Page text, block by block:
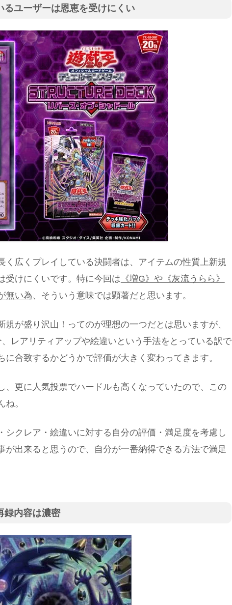
るユーザーは恩恵を受けにくい
く広くプレイしている決闘者は、アイテムの性質上新規
受けにくいです。特に今回は 《増G》や《灰流うらら》
無い為、そういう意味では顕著だと思います。
が盛り沢山！ってのが理想の一つだとは思いますが、
レアリティアップや絵違いという手法をとっている訳で
合致するかどうかで評価が大きく変わってきます。
、更に人気投票でハードルも高くなっていたので、この
。
シクレア・絵違いに対する自分の評価・満足度を考慮し
が出来ると思うので、自分が一番納得できる方法で満足
録内容は濃密